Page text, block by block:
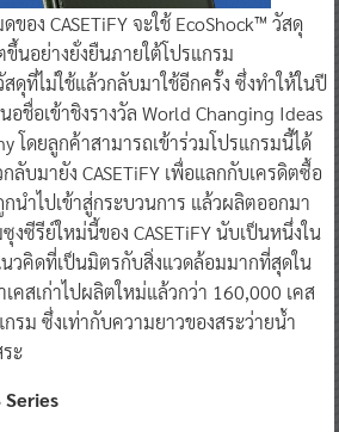
อง CASETiFY จะใช้ EcoShock™ วัสดุ
นอย่างยั่งยืนภายใต้โปรแกรม
สดุที่ไม่ใช้แล้วกลับมาใช้อีกครั้ง ซึ่งทำให้ในปี
อชื่อเข้าชิงรางวัล World Changing Ideas
โดยลูกค้าสามารถเข้าร่วมโปรแกรมนี้ได้
ลับมายัง CASETiFY เพื่อแลกกับเครดิตซื้อ
นำไปเข้าสู่กระบวนการ แล้วผลิตออกมา
งซีรีย์ใหม่นี้ของ CASETiFY นับเป็นหนึ่งใน
คิดที่เป็นมิตรกับสิ่งแวดล้อมมากที่สุดใน
เคสเก่าไปผลิตใหม่แล้วกว่า 160,000 เคส
รม ซึ่งเท่ากับความยาวของสระว่ายน้ำ
ะ